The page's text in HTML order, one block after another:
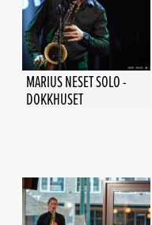
MARIUS NESET SOLO -
DOKKHUSET